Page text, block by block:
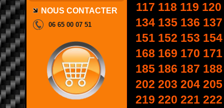
NOUS CONTACTER
06 65 00 07 51
117 118 119 120
134 135 136 137
151 152 153 154
168 169 170 171
185 186 187 188
202 203 204 205
219 220 221 222